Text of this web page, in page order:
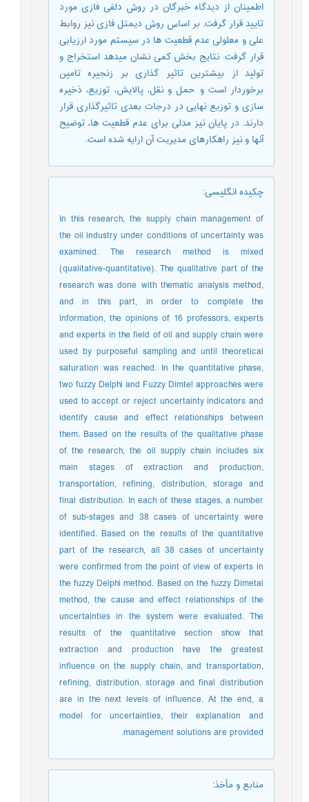
اطمینان از دیدگاه خبرگان در روش دلفی فازی مورد
تایید قرار گرفت. بر اساس روش دیمتل فازی نیز روابط
علی و معلولی عدم قطعیت ها در سیستم مورد ارزیابی
قرار گرفت. نتایج بخش کمی نشان میدهد استخراج و
تولید از بیشترین تاثیر گذاری بر زنجیره تامین
برخوردار است و حمل و نقل، پالایش، توزیع، ذخیره
سازی و توزیع نهایی در درجات بعدی تاثیرگذاری قرار
دارند. در پایان نیز مدلی برای عدم قطعیت ها، توضیح
آنها و نیز راهکارهای مدیریت آن ارایه شده است.
چکیده انگلیسی:
In this research, the supply chain management of
the oil industry under conditions of uncertainty was
examined. The research method is mixed
(qualitative-quantitative). The qualitative part of the
research was done with thematic analysis method,
and in this part, in order to complete the
information, the opinions of 16 professors, experts
and experts in the field of oil and supply chain were
used by purposeful sampling and until theoretical
saturation was reached. In the quantitative phase,
two fuzzy Delphi and Fuzzy Dimtel approaches were
used to accept or reject uncertainty indicators and
identify cause and effect relationships between
them. Based on the results of the qualitative phase
of the research, the oil supply chain includes six
main stages of extraction and production,
transportation, refining, distribution, storage and
final distribution. In each of these stages, a number
of sub-stages and 38 cases of uncertainty were
identified. Based on the results of the quantitative
part of the research, all 38 cases of uncertainty
were confirmed from the point of view of experts in
the fuzzy Delphi method. Based on the fuzzy Dimetal
method, the cause and effect relationships of the
uncertainties in the system were evaluated. The
results of the quantitative section show that
extraction and production have the greatest
influence on the supply chain, and transportation,
refining, distribution, storage and final distribution
are in the next levels of influence. At the end, a
model for uncertainties, their explanation and
management solutions are provided.
منابع و مأخذ: